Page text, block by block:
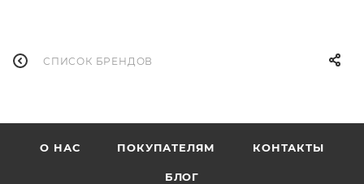
СПИСОК БРЕНДОВ
О НАС ПОКУПАТЕЛЯМ КОНТАКТЫ
БЛОГ